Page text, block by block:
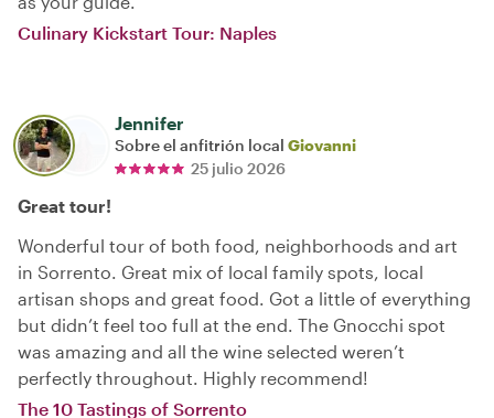
Culinary Kickstart Tour: Naples
Jennifer
Sobre el anfitrión local Giovanni
25 julio 2026
Great tour!
Wonderful tour of both food, neighborhoods and art
in Sorrento. Great mix of local family spots, local
artisan shops and great food. Got a little of everything
but didn’t feel too full at the end. The Gnocchi spot
was amazing and all the wine selected weren’t
perfectly throughout. Highly recommend!
The 10 Tastings of Sorrento